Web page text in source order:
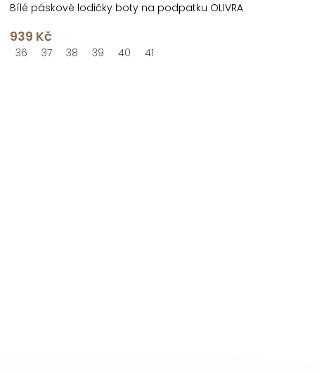
Bílé páskové lodičky boty na podpatku OLIVRA
939 Kč
36 37 38 39 40 41